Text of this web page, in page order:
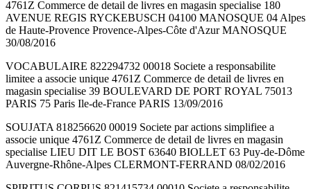
4761Z Commerce de detail de livres en magasin specialise 180
AVENUE REGIS RYCKEBUSCH 04100 MANOSQUE 04 Alpes
de Haute-Provence Provence-Alpes-Côte d'Azur MANOSQUE
30/08/2016
VOCABULAIRE 822294732 00018 Societe a responsabilite
limitee a associe unique 4761Z Commerce de detail de livres en
magasin specialise 39 BOULEVARD DE PORT ROYAL 75013
PARIS 75 Paris Ile-de-France PARIS 13/09/2016
SOUJATA 818256620 00019 Societe par actions simplifiee a
associe unique 4761Z Commerce de detail de livres en magasin
specialise LIEU DIT LE BOST 63640 BIOLLET 63 Puy-de-Dôme
Auvergne-Rhône-Alpes CLERMONT-FERRAND 08/02/2016